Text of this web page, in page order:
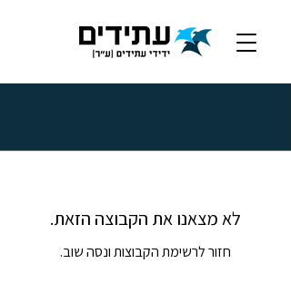
לא מצאנו את הקבוצה הזאת.
חזור לרשימת הקבוצות ונסה שוב.